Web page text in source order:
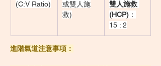
(C:V Ratio)
或雙人施
救)
雙人施救
(HCP) ：
15 : 2
進階氣道注意事項：